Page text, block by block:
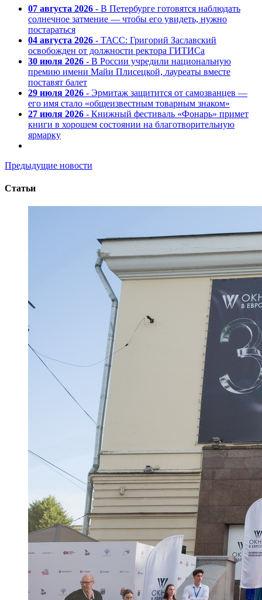
07 августа 2026 - В Петербурге готовятся наблюдать
солнечное затмение — чтобы его увидеть, нужно
постараться
04 августа 2026 - ТАСС: Григорий Заславский
освобожден от должности ректора ГИТИСа
30 июля 2026 - В России учредили национальную
премию имени Майи Плисецкой, лауреаты вместе
поставят балет
29 июля 2026 - Эрмитаж защитится от самозванцев —
его имя стало «общеизвестным товарным знаком»
27 июля 2026 - Книжный фестиваль «Фонарь» примет
книги в хорошем состоянии на благотворительную
ярмарку
Предыдущие новости
Статьи